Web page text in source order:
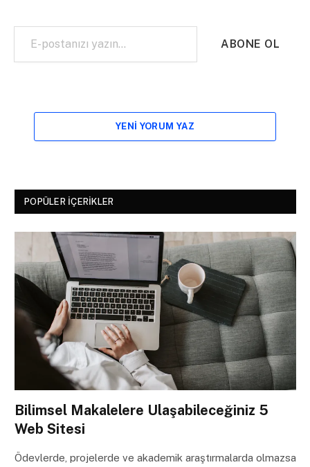
E-postanızı yazın…
ABONE OL
YENI YORUM YAZ
POPÜLER İÇERIKLER
Bilimsel Makalelere Ulaşabileceğiniz 5
Web Sitesi
Ödevlerde, projelerde ve akademik araştırmalarda olmazsa